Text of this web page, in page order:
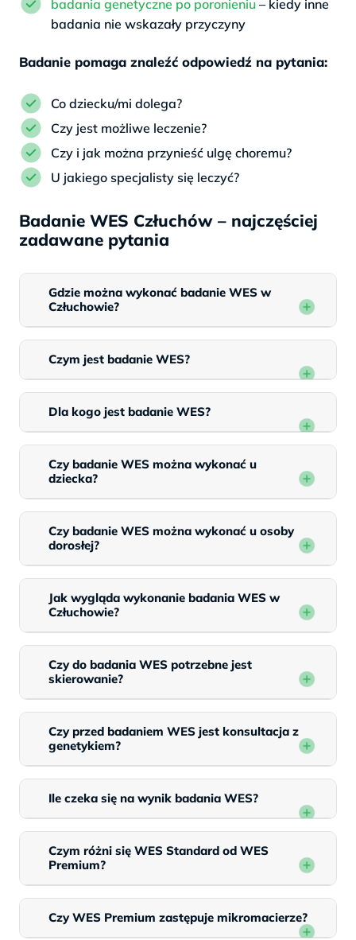
badania genetyczne po poronieniu – kiedy inne
badania nie wskazały przyczyny
Badanie pomaga znaleźć odpowiedź na pytania:
Co dziecku/mi dolega?
Czy jest możliwe leczenie?
Czy i jak można przynieść ulgę choremu?
U jakiego specjalisty się leczyć?
Badanie WES Człuchów – najczęściej
zadawane pytania
Gdzie można wykonać badanie WES w
Człuchowie?
Czym jest badanie WES?
Dla kogo jest badanie WES?
Czy badanie WES można wykonać u
dziecka?
Czy badanie WES można wykonać u osoby
dorosłej?
Jak wygląda wykonanie badania WES w
Człuchowie?
Czy do badania WES potrzebne jest
skierowanie?
Czy przed badaniem WES jest konsultacja z
genetykiem?
Ile czeka się na wynik badania WES?
Czym różni się WES Standard od WES
Premium?
Czy WES Premium zastępuje mikromacierze?